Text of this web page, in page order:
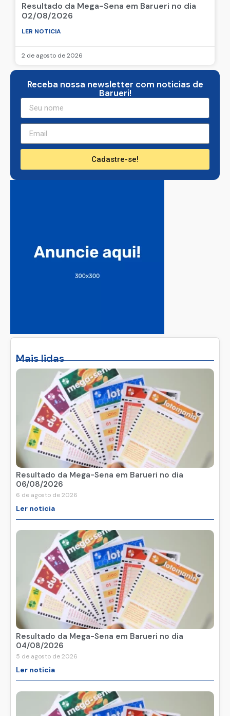
Resultado da Mega-Sena em Barueri no dia
02/08/2026
LER NOTICIA
2 de agosto de 2026
Mais lidas
Resultado da Mega-Sena em Barueri no dia
06/08/2026
6 de agosto de 2026
Ler noticia
Resultado da Mega-Sena em Barueri no dia
04/08/2026
5 de agosto de 2026
Ler noticia
Receba nossa newsletter com noticias de
Barueri!
Cadastre-se!